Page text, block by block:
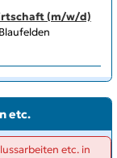
(m/w/d)
etc.
etc. in